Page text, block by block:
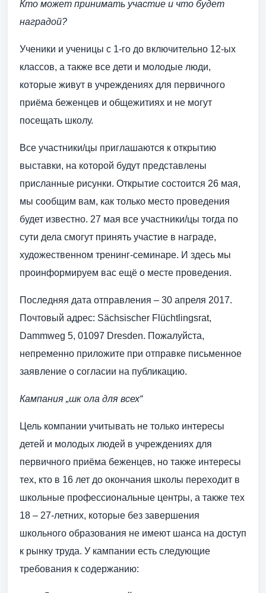
Кто может принимать участие и что будет
наградой?
Ученики и ученицы с 1-го до включительно 12-ых
классов, а также все дети и молодые люди,
которые живут в учреждениях для первичного
приёма беженцев и общежитиях и не могут
посещать школу.
Все участники/цы приглашаются к открытию
выставки, на которой будут представлены
присланные рисунки. Открытие состоится 26 мая,
мы сообщим вам, как только место проведения
будет известно. 27 мая все участники/цы тогда по
сути дела смогут принять участие в награде,
художественном тренинг-семинаре. И здесь мы
проинформируем вас ещё о месте проведения.
Последняя дата отправления – 30 апреля 2017.
Почтовый адрес: Sächsischer Flüchtlingsrat,
Dammweg 5, 01097 Dresden. Пожалуйста,
непременно приложите при отправке письменное
заявление о согласии на публикацию.
Кампания „шк ола для всех“
Цель компании учитывать не только интересы
детей и молодых людей в учреждениях для
первичного приёма беженцев, но также интересы
тех, кто в 16 лет до окончания школы переходит в
школьные профессиональные центры, а также тех
18 – 27-летних, которые без завершения
школьного образования не имеют шанса на доступ
к рынку труда. У кампании есть следующие
требования к содержанию: